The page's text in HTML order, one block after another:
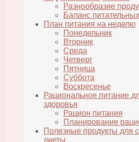
Разнообразие
Баланс
План питания на неделю
Понедельник
Вторник
Среда
Четверг
Пятница
Суббота
Воскресенье
Рациональное питание
здоровья
Рацион питания
Планирование
Полезные продукты для
диеты